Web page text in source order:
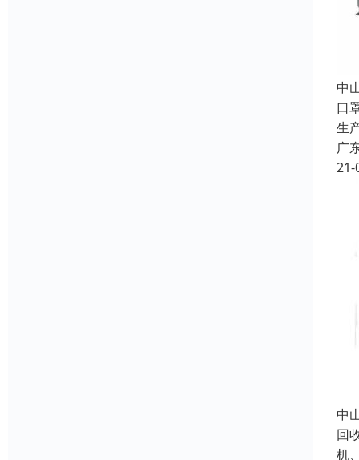
中
口
生
广
21-
中
回
机